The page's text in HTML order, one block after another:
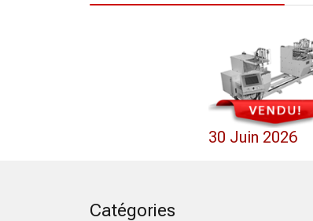
30 Juin 2026
Catégories